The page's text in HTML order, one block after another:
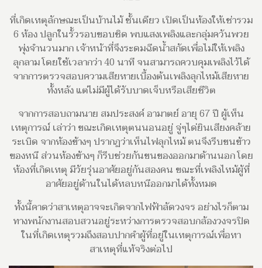
ที่เกิดเหตุลักษณะเป็นบ้านไม้ ชั้นเดียว เปิดเป็นห้องให้เช่ารวม
6 ห้อง ปลูกในรั้วรอบขอบชิด พบแสงเพลิงและกลุ่มควันพวย
พุ่งจำนวนมาก เจ้าหน้าที่จึงระดมฉีดน้ำสกัดเพื่อไม่ให้เพลิง
ลุกลาม โดยใช้เวลากว่า 40 นาที จนสามารถควบคุมเพลิงไว้ได้
จากการตรวจสอบความเสียหายเบื้องต้นเพลิงลุกไหม้เสียหาย
ทั้งหลัง แต่ไม่มีผู้ได้รับบาดเจ็บหรือเสียชีวิต
จากการสอบถามนาย สมประสงค์ อามาตย์ อายุ 67 ปี ผู้เห็น
เหตุการณ์ เล่าว่า ขณะเกิดเหตุตนนอนอยู่ จู่ๆได่ยินเสียงคล้าย
ระเบิด จากห้องข้างๆ ปรากฏว่าเห็นไฟลุกไหม้ ตนจึงรีบขนข้าว
ของหนี ส่วนห้องข้างๆ ก็รีบช่วยกันขนของออกมาด้านนอก โดย
ห้องที่เกิดเหตุ มีวัยรุ่นอาศัยอยู่กันสองคน ขณะที่เพลิงไหม้ผู้ที่
อาศัยอยู่ด้านในได้หลบหนีออกมาได้ทั้งหมด
ทั้งนี้คาดว่าสาเหตุอาจจะเกิดจากไฟฟ้าลัดวงจร อย่างไรก็ตาม
ทางพนักงานสอบสวนอยู่ระหว่างการตรวจสอบกล้องวงจรปิด
ในที่เกิดเหตุรวมถึงสอบปากคำผู้ที่อยู่ในเหตุการณ์เพื่อหา
สาเหตุที่แท้จริงต่อไป